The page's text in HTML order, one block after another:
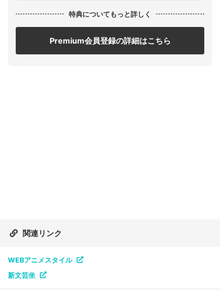
特典についてもっと詳しく
Premium会員登録の詳細はこちら
関連リンク
WEBアニメスタイル
新文芸坐